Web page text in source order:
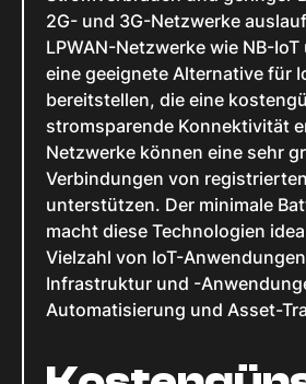
2G- und 3G-Netzwerke
LPWAN-Netzwerke wie NB-IoT
eine geeignete Alternative für
bereitstellen, die eine
stromsparende Konnektivität
Netzwerke können eine sehr
Verbindungen von
unterstützen. Der minimale
macht diese Technologien
Vielzahl von IoT-
Infrastruktur und -
Automatisierung und Asset-